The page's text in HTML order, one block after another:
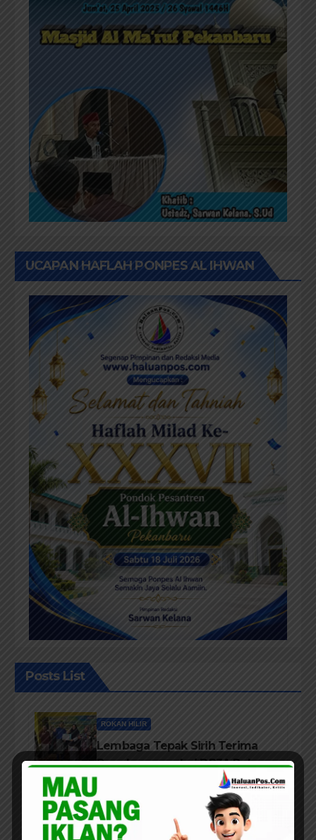
UCAPAN HAFLAH PONPES AL IHWAN
Posts List
ROKAN HILIR
Lembaga Tepak Sirih Terima
Penghargaan dari DP3A Rokan
Hilir
PEKANBARU
Menjadikan Hari Jadi Riau ke 69